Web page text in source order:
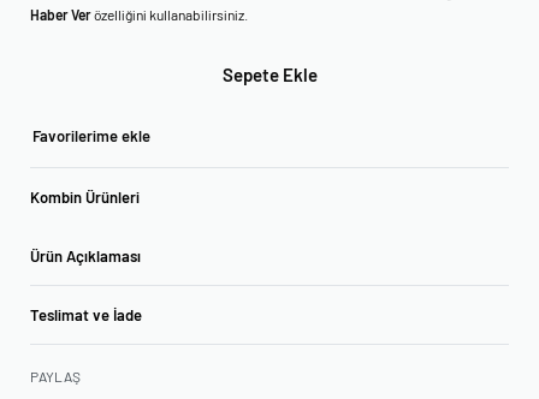
Haber Verözelliğini kullanabilirsiniz.
Sepete Ekle
Favorilerime ekle
Kombin Ürünleri
Ürün Açıklaması
Teslimat ve İade
PAYLAŞ